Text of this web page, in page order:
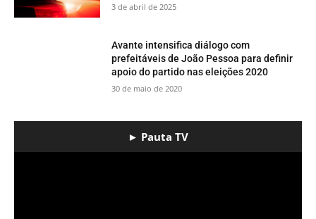
3 de abril de 2025
Avante intensifica diálogo com
prefeitáveis de João Pessoa para definir
apoio do partido nas eleições 2020
30 de maio de 2020
► Pauta TV